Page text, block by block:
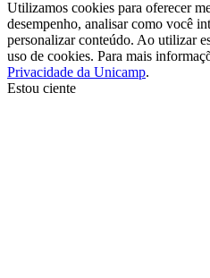
Utilizamos cookies para oferecer
desempenho, analisar como você
personalizar conteúdo. Ao utilizar
uso de cookies. Para mais
Privacidade da Unicamp.
Estou ciente